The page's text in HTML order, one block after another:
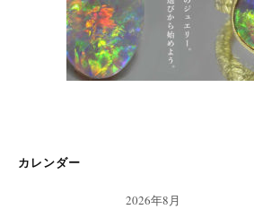
カレンダー
2026年8月